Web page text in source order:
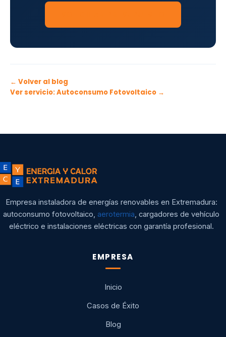
← Volver al blog
Ver servicio: Autoconsumo Fotovoltaico →
Empresa instaladora de energías renovables en Extremadura:
autoconsumo fotovoltaico,aerotermia , cargadores de vehículo
eléctrico e instalaciones eléctricas con garantía profesional.
EMPRESA
Inicio
Casos de Éxito
Blog